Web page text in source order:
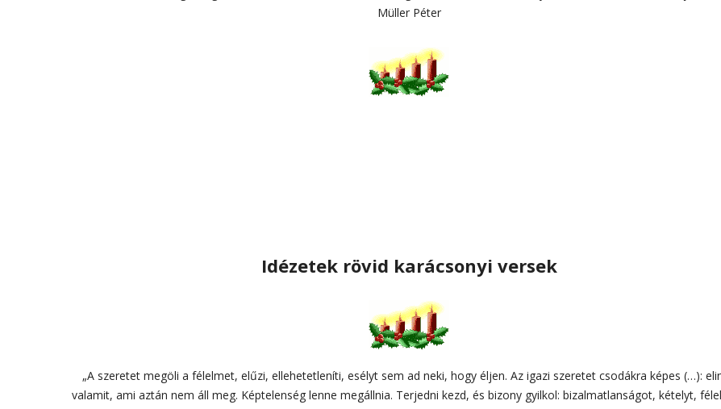
Müller Péter
Idézetek rövid karácsonyi versek
„A szeretet megöli a félelmet, elűzi, ellehetetleníti, esélyt sem ad neki, hogy éljen. Az igazi szeretet csodákra képes (…):
valamit, ami aztán nem áll meg. Képtelenség lenne megállnia. Terjedni kezd, és bizony gyilkol: bizalmatlanságot, kételyt,